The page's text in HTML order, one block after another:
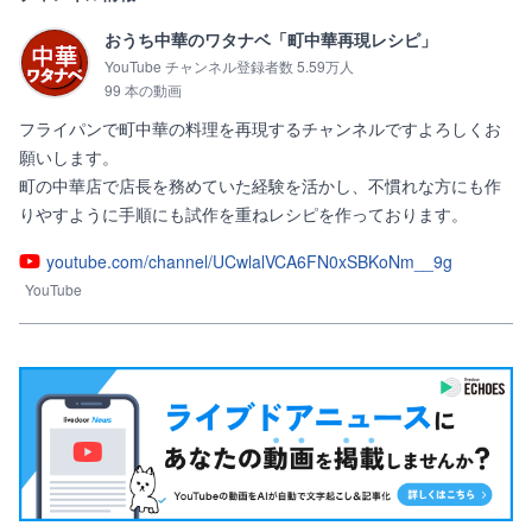
おうち中華のワタナベ「町中華再現レシピ」
YouTube チャンネル登録者数 5.59万人
99 本の動画
フライパンで町中華の料理を再現するチャンネルですよろしくお
願いします。
町の中華店で店長を務めていた経験を活かし、不慣れな方にも作
りやすように手順にも試作を重ねレシピを作っております。
youtube.com/channel/UCwlalVCA6FN0xSBKoNm__9g
YouTube